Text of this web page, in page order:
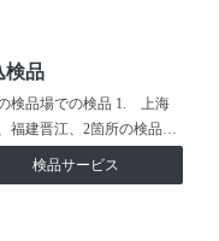
検品
検品場での検品 1. 上海
福建晋江、2箇所の検品…
検品サービス